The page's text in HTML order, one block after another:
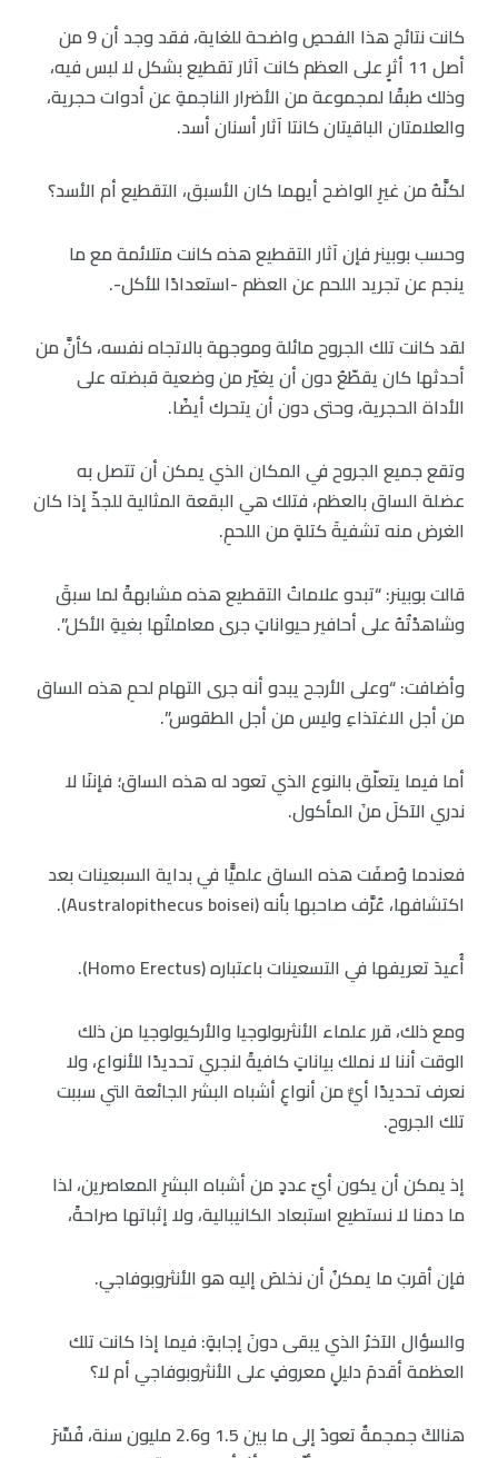
كانت نتائج هذا الفحصِ واضحة للغاية، فقد وجد أن 9 من
أصل 11 أثرٍ على العظم كانت آثار تقطيع بشكل لا لبس فيه،
وذلك طبقًا لمجموعة من الأضرار الناجمةِ عن أدوات حجرية،
والعلامتان الباقيتان كانتا آثار أسنان أسد.
لكنَّهُ من غيرِ الواضح أيهما كان الأسبق، التقطيع أم الأسد؟
وحسب بوبينر فإن آثار التقطيع هذه كانت متلائمة مع ما
ينجم عن تجريد اللحم عن العظم -استعدادًا للأكل-.
لقد كانت تلك الجروح مائلة وموجهة بالاتجاه نفسه، كأنَّ من
أحدثها كان يقطّعُ دون أن يغيّر من وضعية قبضته على
الأداة الحجرية، وحتى دون أن يتحرك أيضًا.
وتقع جميع الجروح في المكان الذي يمكن أن تتصل به
عضلة الساق بالعظم، فتلك هي البقعة المثالية للجذّ إذا كان
الغرض منه تشفيةَ كتلةٍ من اللحمِ.
قالت بوبينر: “تبدو علاماتُ التقطيع هذه مشابهةً لما سبقَ
وشاهدْتُهُ على أحافير حيواناتٍ جرى معاملتُها بغيةِ الأكل”.
وأضافت: “وعلى الأرجح يبدو أنه جرى التهام لحمِ هذه الساق
من أجل الاغتذاءِ وليس من أجل الطقوس”.
أما فيما يتعلّق بالنوع الذي تعود له هذه الساق؛ فإننَا لا
ندري الآكلَ منَ المأكول.
فعندما وُصفَت هذه الساق علميًّا في بداية السبعينات بعد
اكتشافها، عُرَّف صاحبها بأنه (Australopithecus boisei).
أُعيدَ تعريفها في التسعينات باعتباره (Homo Erectus).
ومع ذلك، قرر علماء الأنثربولوجيا والأركيولوجيا من ذلك
الوقت أننا لا نملك بياناتٍ كافيةً لنجري تحديدًا للأنواع، ولا
نعرف تحديدًا أيٌّ من أنواعِ أشباه البشر الجائعة التي سببت
تلك الجروح.
إذ يمكن أن يكون أيّ عددٍ من أشباه البشرِ المعاصرين، لذا
ما دمنا لا نستطيع استبعاد الكانيبالية، ولا إثباتها صراحةً،
فإن أقربَ ما يمكنُ أن نخلصَ إليه هو الأنثروبوفاجي.
والسؤال الآخرُ الذي يبقى دونَ إجابةٍ: فيما إذا كانت تلك
العظمة أقدمَ دليلٍ معروفٍ على الأنثروبوفاجي أم لا؟
هنالكَ جمجمةٌ تعودُ إلى ما بين 1.5 و2.6 مليون سنة، فُسِّرَ